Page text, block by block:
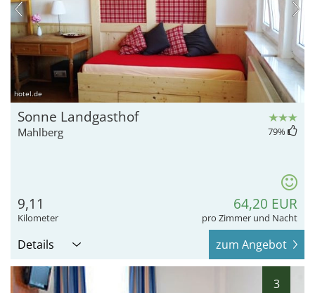
hotel.de
Sonne Landgasthof
Mahlberg 79%
9,11
Kilometer
64,20 EUR
pro Zimmer und Nacht
Details zum Angebot
3